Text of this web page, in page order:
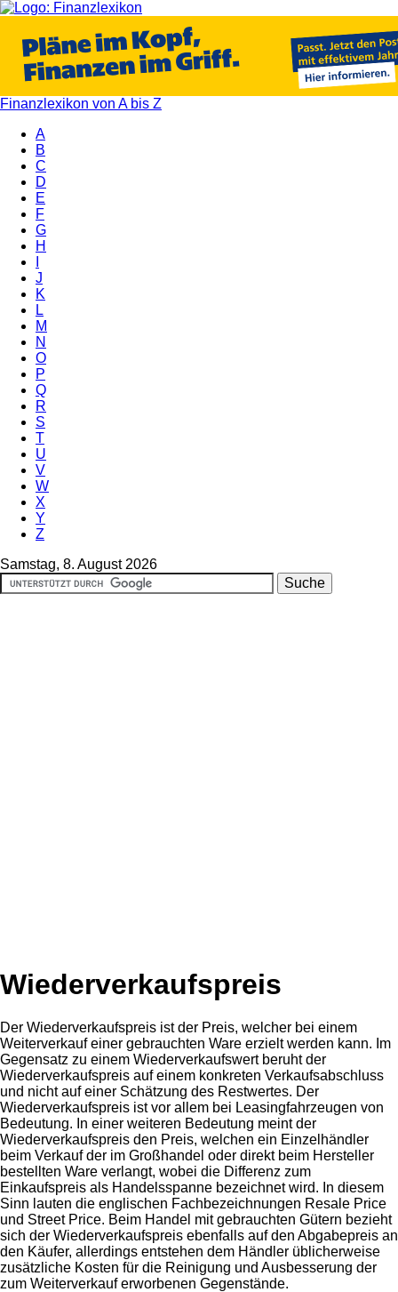
Finanzlexikon von A bis Z
A
B
C
D
E
F
G
H
J
K
L
M
N
O
P
Q
R
S
T
U
V
W
X
Y
Z
Samstag, 8. August 2026
Wiederverkaufspreis
Der Wiederverkaufspreis ist der Preis, welcher bei einem
Weiterverkauf einer gebrauchten Ware erzielt werden kann. Im
Gegensatz zu einem Wiederverkaufswert beruht der
Wiederverkaufspreis auf einem konkreten Verkaufsabschluss
und nicht auf einer Schätzung des Restwertes. Der
Wiederverkaufspreis ist vor allem bei Leasingfahrzeugen von
Bedeutung. In einer weiteren Bedeutung meint der
Wiederverkaufspreis den Preis, welchen ein Einzelhändler
beim Verkauf der im Großhandel oder direkt beim Hersteller
bestellten Ware verlangt, wobei die Differenz zum
Einkaufspreis als Handelsspanne bezeichnet wird. In diesem
Sinn lauten die englischen Fachbezeichnungen Resale Price
und Street Price. Beim Handel mit gebrauchten Gütern bezieht
sich der Wiederverkaufspreis ebenfalls auf den Abgabepreis an
den Käufer, allerdings entstehen dem Händler üblicherweise
zusätzliche Kosten für die Reinigung und Ausbesserung der
zum Weiterverkauf erworbenen Gegenstände.